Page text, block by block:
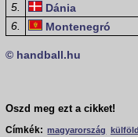
5.
Dánia
6.
Montenegró
© handball.hu
Oszd meg ezt a cikket!
Címkék: magyarország külföld